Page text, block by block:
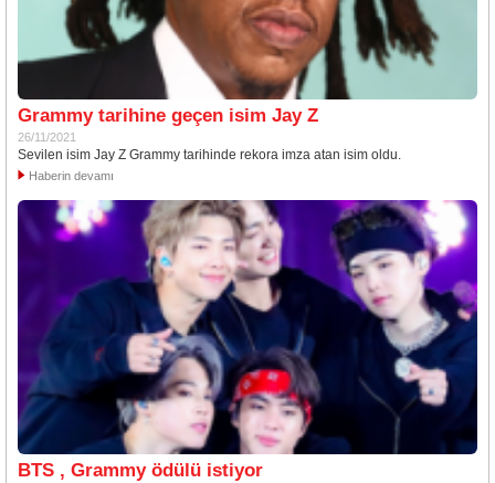
Grammy tarihine geçen isim Jay Z
26/11/2021
Sevilen isim Jay Z Grammy tarihinde rekora imza atan isim oldu.
Haberin devamı
BTS , Grammy ödülü istiyor